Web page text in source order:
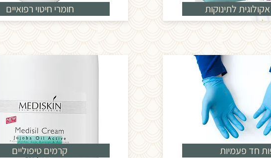
לתינוקות
חד פעמיות
חומרי חיטוי רפואיים
קרמים טיפוליים